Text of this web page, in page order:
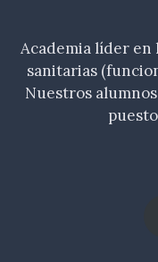
Academia líder en
sanitarias
Nuestros